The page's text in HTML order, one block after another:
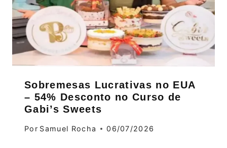
Sobremesas Lucrativas no EUA
– 54% Desconto no Curso de
Gabi’s Sweets
Por Samuel Rocha 06/07/2026